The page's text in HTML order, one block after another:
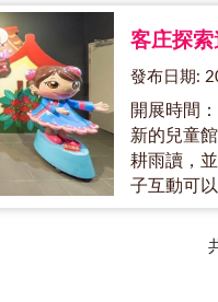
客庄探索
發布日期:
開展時間
新的兒童
耕雨讀，
子互動可